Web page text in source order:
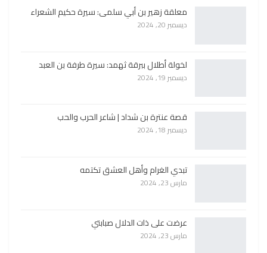
معلقة زهير بن أبي سلمى: سيرة حكيم الشعراء
ديسمبر 20, 2024
لخولة أطلال ببرقة ثهمد: سيرة طرفة بن العبد
ديسمبر 19, 2024
قصة عنترة بن شداد | شاعر الحرب والحب
ديسمبر 18, 2024
تبدي الغرام وأهل العشق تكتمه
مارس 23, 2024
عرضت على ذات الدلال صبابتي
مارس 23, 2024